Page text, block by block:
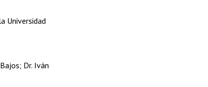
Universidad
Dr. Iván